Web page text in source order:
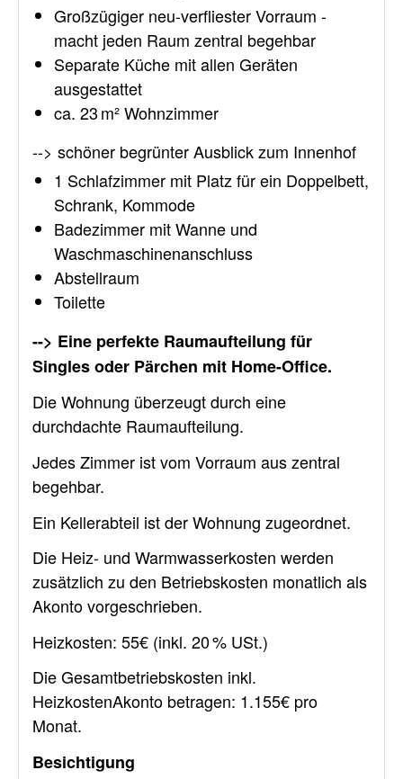
Großzügiger neu-verfliester Vorraum -
macht jeden Raum zentral begehbar
Separate Küche mit allen Geräten
ausgestattet
ca. 23 m² Wohnzimmer
--> schöner begrünter Ausblick zum Innenhof
1 Schlafzimmer mit Platz für ein Doppelbett,
Schrank, Kommode
Badezimmer mit Wanne und
Waschmaschinenanschluss
Abstellraum
Toilette
--> Eine perfekte Raumaufteilung für
Singles oder Pärchen mit Home-Office.
Die Wohnung überzeugt durch eine
durchdachte Raumaufteilung.
Jedes Zimmer ist vom Vorraum aus zentral
begehbar.
Ein Kellerabteil ist der Wohnung zugeordnet.
Die Heiz- und Warmwasserkosten werden
zusätzlich zu den Betriebskosten monatlich als
Akonto vorgeschrieben.
Heizkosten: 55€ (inkl. 20 % USt.)
Die Gesamtbetriebskosten inkl.
HeizkostenAkonto betragen: 1.155€ pro
Monat.
Besichtigung